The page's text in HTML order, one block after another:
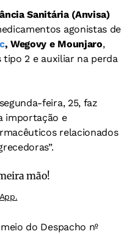
Sanitária (Anvisa)
agonistas de
, Wegovy e Mounjaro,
2 e auxiliar na perda
feira, 25, faz
importação e
relacionados
mão!
do Despacho nº